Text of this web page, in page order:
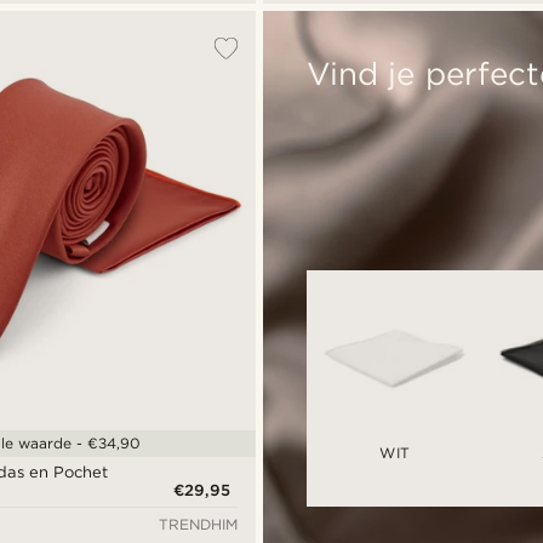
en Pochet
€29,95
waarde - €34,90
TRENDHIM
Vind je
WIT